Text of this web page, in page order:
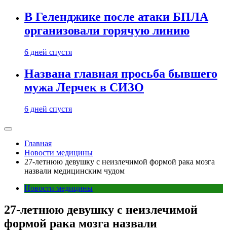
В Геленджике после атаки БПЛА
организовали горячую линию
6 дней спустя
Названа главная просьба бывшего
мужа Лерчек в СИЗО
6 дней спустя
Главная
Новости медицины
27-летнюю девушку с неизлечимой формой рака мозга
назвали медицинским чудом
Новости медицины
27-летнюю девушку с неизлечимой
формой рака мозга назвали